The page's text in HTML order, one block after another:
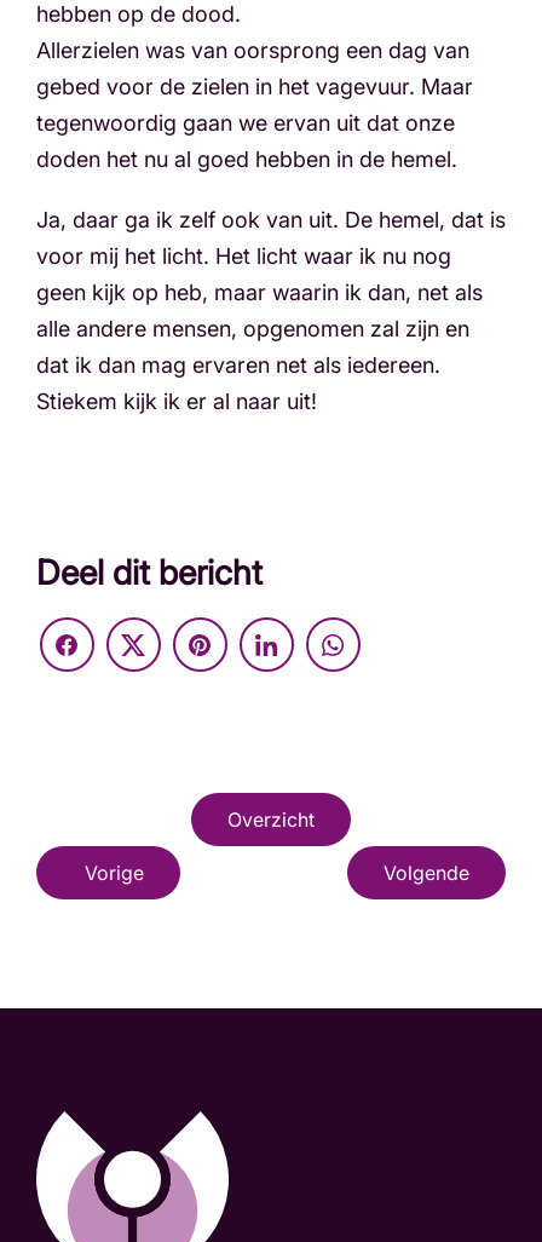
hebben op de dood.
Allerzielen was van oorsprong een dag van
gebed voor de zielen in het vagevuur. Maar
tegenwoordig gaan we ervan uit dat onze
doden het nu al goed hebben in de hemel.
Ja, daar ga ik zelf ook van uit. De hemel, dat is
voor mij het licht. Het licht waar ik nu nog
geen kijk op heb, maar waarin ik dan, net als
alle andere mensen, opgenomen zal zijn en
dat ik dan mag ervaren net als iedereen.
Stiekem kijk ik er al naar uit!
Deel dit bericht
Overzicht
Vorige Volgende